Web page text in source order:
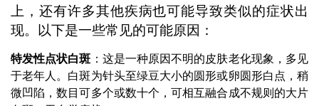
上，还有许多其他疾病也可能导致类似的症状出
现。以下是一些常见的可能原因：
特发性点状白斑 ：这是一种原因不明的皮肤老化现象，多见
于老年人。白斑为针头至绿豆大小的圆形或卵圆形白点，稍
微凹陷，数目可多个或数十个，可相互融合成不规则的大片